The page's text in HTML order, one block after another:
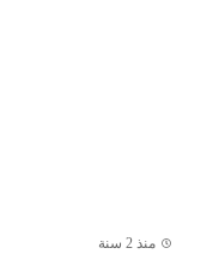
منذ 2 سنة